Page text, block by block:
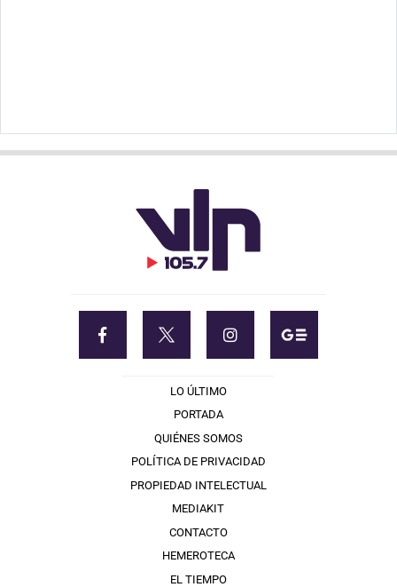
LO ÚLTIMO
PORTADA
QUIÉNES SOMOS
POLÍTICA DE PRIVACIDAD
PROPIEDAD INTELECTUAL
MEDIAKIT
CONTACTO
HEMEROTECA
EL TIEMPO